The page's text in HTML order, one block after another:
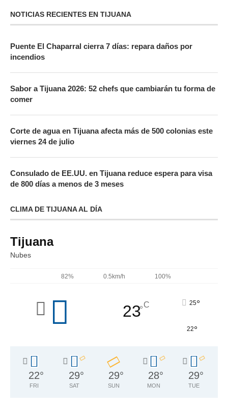
NOTICIAS RECIENTES EN TIJUANA
Puente El Chaparral cierra 7 días: repara daños por
incendios
Sabor a Tijuana 2026: 52 chefs que cambiarán tu forma de
comer
Corte de agua en Tijuana afecta más de 500 colonias este
viernes 24 de julio
Consulado de EE.UU. en Tijuana reduce espera para visa
de 800 días a menos de 3 meses
CLIMA DE TIJUANA AL DÍA
Tijuana
Nubes
82% 0.5km/h 100%
23°C 25°
22°
22°
FRI
29°
SAT
29°
SUN
28°
MON
29°
TUE